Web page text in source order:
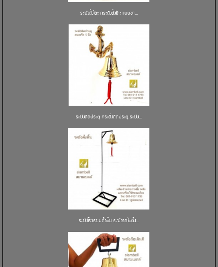
ระฆังตั้งโต๊ะ กระดิ่งตั้งโต๊ะ แบบขา...
ระฆังติดประตู กระดิ่งติดประตู ระฆัง...
ระฆังโรงเรียนตั้งพื้น ระฆังรถไฟตั้ง...